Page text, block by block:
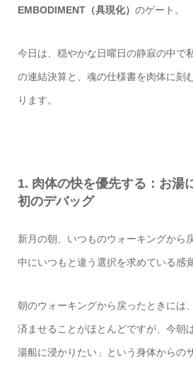
EMBODIMENT（具現化） のゲート。
今日は、穏やかな日曜日の静寂の中で
の連結決算と、魂の仕様書を肉体に刻
ります。
1. 肉体の快を優先する：お湯
初のデバッグ
新月の朝、いつものウォーキングから
中にいつもと違う選択を求めている感
朝のウォーキングから戻ったときには
済ませることがほとんどですが、今朝
湯船に浸かりたい」という身体からの